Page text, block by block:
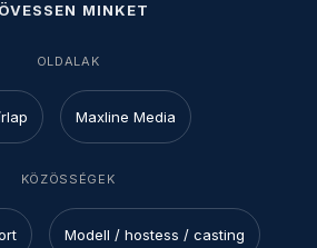
MINKET
OLDALAK
Maxline Media
KÖZÖSSÉGEK
Modell / hostess / casting